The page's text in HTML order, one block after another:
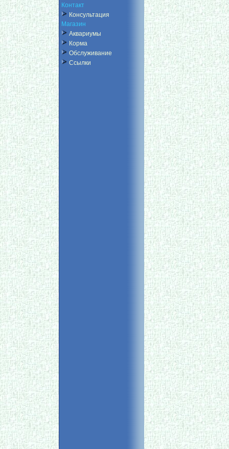
Контакт
Консультация
Магазин
Аквариумы
Корма
Обслуживание
Ссылки